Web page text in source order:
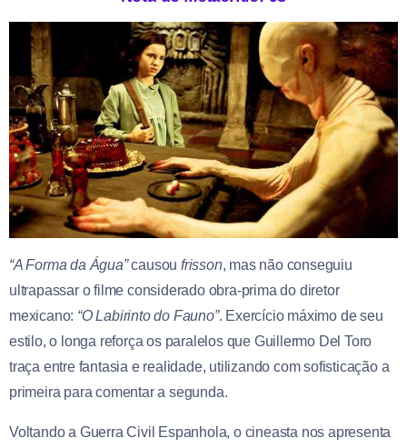
“A Forma da Água”causoufrisson, mas não conseguiu
ultrapassar o filme considerado obra-prima do diretor
mexicano: “O Labirinto do Fauno”. Exercício máximo de seu
estilo, o longa reforça os paralelos que Guillermo Del Toro
traça entre fantasia e realidade, utilizando com sofisticação a
primeira para comentar a segunda.
Voltando a Guerra Civil Espanhola, o cineasta nos apresenta